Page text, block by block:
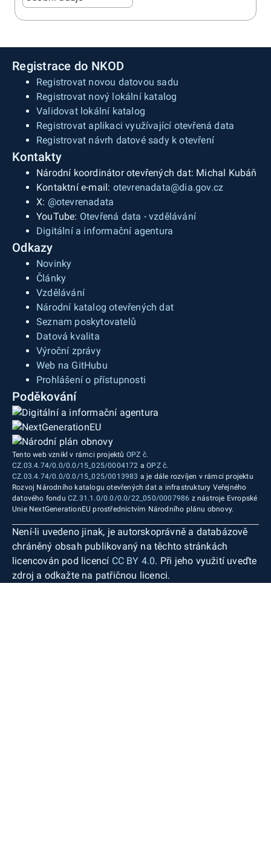
Registrace do NKOD
Registrovat novou datovou sadu
Registrovat nový lokální katalog
Validovat lokální katalog
Registrovat aplikaci využívající otevřená data
Registrovat návrh datové sady k otevření
Kontakty
Národní koordinátor otevřených dat: Michal Kubáň
Kontaktní e-mail: otevrenadata@dia.gov.cz
X: @otevrenadata
YouTube: Otevřená data - vzdělávání
Digitální a informační agentura
Odkazy
Novinky
Články
Vzdělávání
Národní katalog otevřených dat
Seznam poskytovatelů
Datová kvalita
Výroční zprávy
Web na GitHubu
Prohlášení o přístupnosti
Poděkování
Tento web vznikl v rámci projektů OPZ č.
CZ.03.4.74/0.0/0.0/15_025/0004172 aOPZ č.
CZ.03.4.74/0.0/0.0/15_025/0013983 a je dále rozvíjen v rámci projektu
Rozvoj Národního katalogu otevřených dat a infrastruktury Veřejného
datového fondu CZ.31.1.0/0.0/0.0/22_050/0007986 z nástroje Evropské
Unie NextGenerationEU prostřednictvím Národního plánu obnovy.
Není-li uvedeno jinak, je autorskoprávně a databázově
chráněný obsah publikovaný na těchto stránkách
licencován pod licencí CC BY 4.0. Při jeho využití uveďte
zdroj a odkažte na patřičnou licenci.